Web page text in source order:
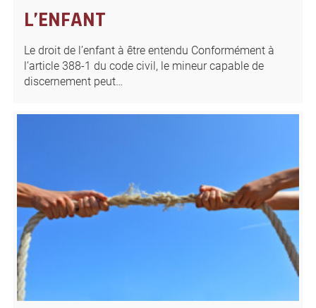
L’ENFANT
Le droit de l’enfant à être entendu Conformément à
l’article 388-1 du code civil, le mineur capable de
discernement peut…